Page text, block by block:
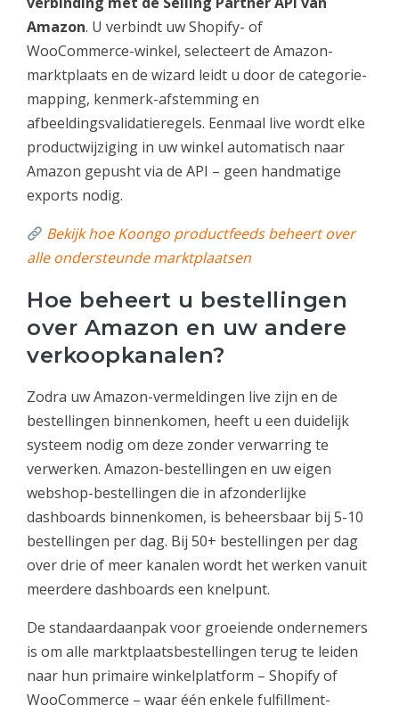
Amazon. U verbindt uw Shopify- of
WooCommerce-winkel, selecteert de Amazon-
marktplaats en de wizard leidt u door de categorie-
mapping, kenmerk-afstemming en
afbeeldingsvalidatieregels. Eenmaal live wordt elke
productwijziging in uw winkel automatisch naar
Amazon gepusht via de API – geen handmatige
exports nodig.
Bekijk hoe Koongo productfeeds beheert over
alle ondersteunde marktplaatsen
Hoe beheert u bestellingen
over Amazon en uw andere
verkoopkanalen?
Zodra uw Amazon-vermeldingen live zijn en de
bestellingen binnenkomen, heeft u een duidelijk
systeem nodig om deze zonder verwarring te
verwerken. Amazon-bestellingen en uw eigen
webshop-bestellingen die in afzonderlijke
dashboards binnenkomen, is beheersbaar bij 5-10
bestellingen per dag. Bij 50+ bestellingen per dag
over drie of meer kanalen wordt het werken vanuit
meerdere dashboards een knelpunt.
De standaardaanpak voor groeiende ondernemers
is om alle marktplaatsbestellingen terug te leiden
naar hun primaire winkelplatform – Shopify of
WooCommerce – waar één enkele fulfillment-